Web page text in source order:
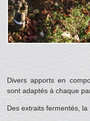
Divers apports en
sont adaptés à chaque
Des extraits fermentés,